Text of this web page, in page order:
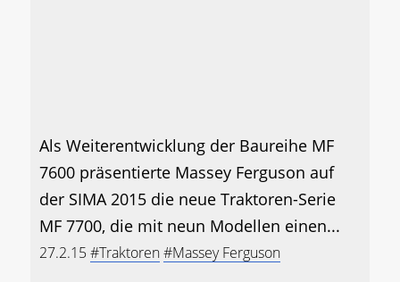
Als Weiterentwicklung der Baureihe MF
7600 präsentierte Massey Ferguson auf
der SIMA 2015 die neue Traktoren-Serie
MF 7700, die mit neun Modellen einen...
27.2.15#Traktoren#Massey Ferguson